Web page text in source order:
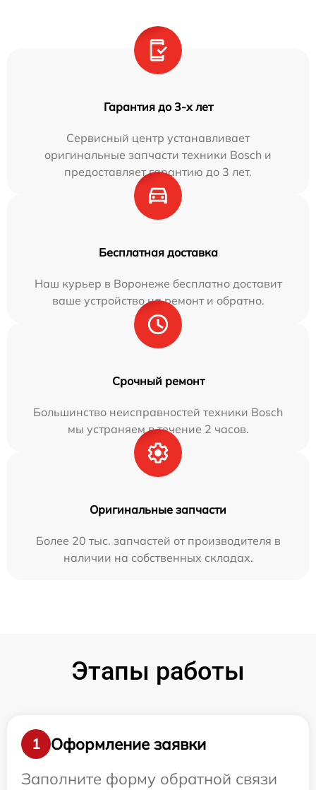
Гарантия до 3-х лет
Сервисный центр устанавливает
оригинальные запчасти техники Bosch и
предоставляет гарантию до 3 лет.
Бесплатная доставка
Наш курьер в Воронеже бесплатно доставит
ваше устройство на ремонт и обратно.
Срочный ремонт
Большинство неисправностей техники Bosch
мы устраняем в течение 2 часов.
Оригинальные запчасти
Более 20 тыс. запчастей от производителя в
наличии на собственных складах.
Этапы работы
1
Оформление заявки
Заполните форму обратной связи